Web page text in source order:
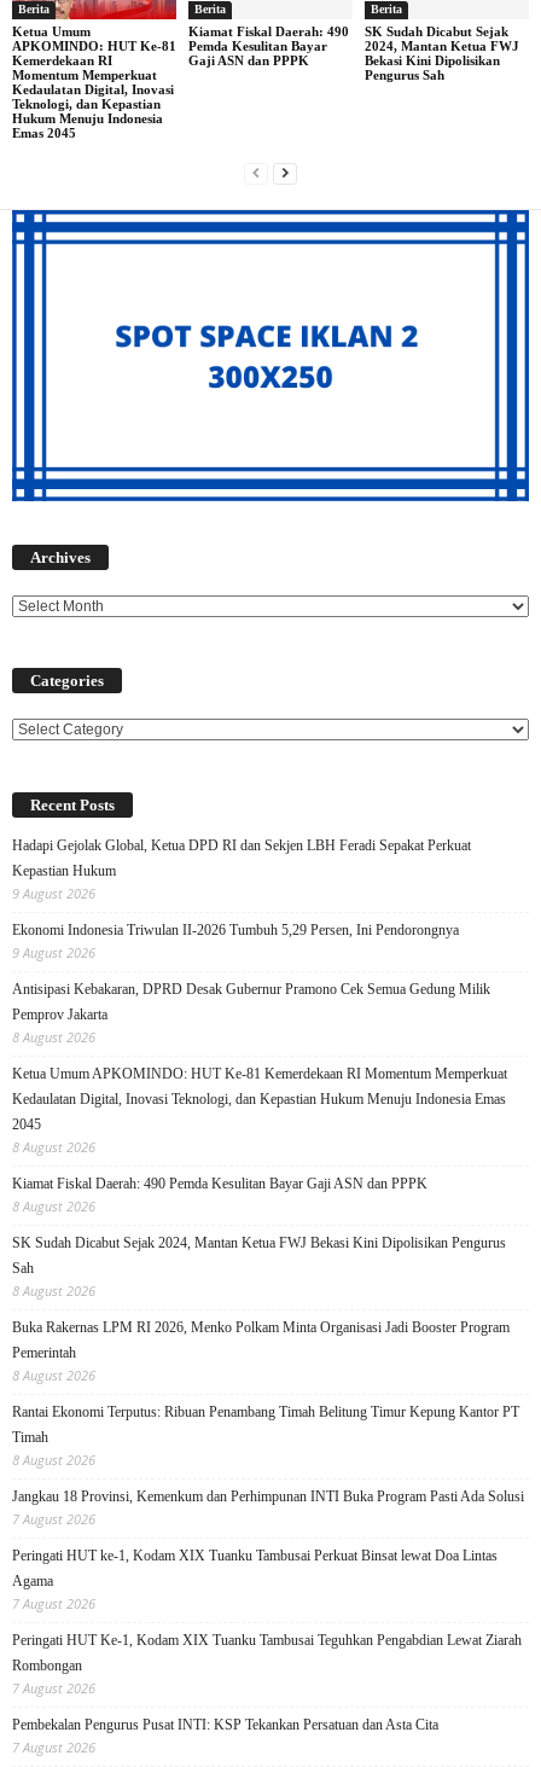
Berita
Ketua Umum
APKOMINDO: HUT Ke-81
Kemerdekaan RI
Momentum Memperkuat
Kedaulatan Digital, Inovasi
Teknologi, dan Kepastian
Hukum Menuju Indonesia
Emas 2045
Berita
Kiamat Fiskal Daerah: 490
Pemda Kesulitan Bayar
Gaji ASN dan PPPK
Berita
SK Sudah Dicabut Sejak
2024, Mantan Ketua FWJ
Bekasi Kini Dipolisikan
Pengurus Sah
Archives
Categories
Categories
Recent Posts
Hadapi Gejolak Global, Ketua DPD RI dan Sekjen LBH Feradi Sepakat Perkuat
Kepastian Hukum
9 August 2026
Ekonomi Indonesia Triwulan II-2026 Tumbuh 5,29 Persen, Ini Pendorongnya
9 August 2026
Antisipasi Kebakaran, DPRD Desak Gubernur Pramono Cek Semua Gedung Milik
Pemprov Jakarta
8 August 2026
Ketua Umum APKOMINDO: HUT Ke-81 Kemerdekaan RI Momentum Memperkuat
Kedaulatan Digital, Inovasi Teknologi, dan Kepastian Hukum Menuju Indonesia Emas
2045
8 August 2026
Kiamat Fiskal Daerah: 490 Pemda Kesulitan Bayar Gaji ASN dan PPPK
8 August 2026
SK Sudah Dicabut Sejak 2024, Mantan Ketua FWJ Bekasi Kini Dipolisikan Pengurus
Sah
8 August 2026
Buka Rakernas LPM RI 2026, Menko Polkam Minta Organisasi Jadi Booster Program
Pemerintah
8 August 2026
Rantai Ekonomi Terputus: Ribuan Penambang Timah Belitung Timur Kepung Kantor PT
Timah
8 August 2026
Jangkau 18 Provinsi, Kemenkum dan Perhimpunan INTI Buka Program Pasti Ada Solusi
7 August 2026
Peringati HUT ke-1, Kodam XIX Tuanku Tambusai Perkuat Binsat lewat Doa Lintas
Agama
7 August 2026
Peringati HUT Ke-1, Kodam XIX Tuanku Tambusai Teguhkan Pengabdian Lewat Ziarah
Rombongan
7 August 2026
Pembekalan Pengurus Pusat INTI: KSP Tekankan Persatuan dan Asta Cita
7 August 2026